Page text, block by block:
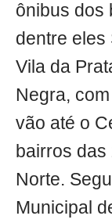
ônibus dos
dentre eles
Vila da
Negra,
vão até o
bairros
Norte.
Municipal